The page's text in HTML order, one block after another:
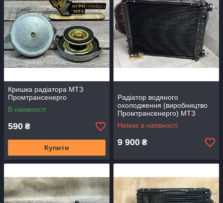
Кришка радіатора МТЗ
Промтрансенерго
В наявності
590 ₴
Купити
Радіатор водяного
охолодження (виробництво
Промтрансенерго) МТЗ
70CA-1301010
Немає в наявності
9 900 ₴